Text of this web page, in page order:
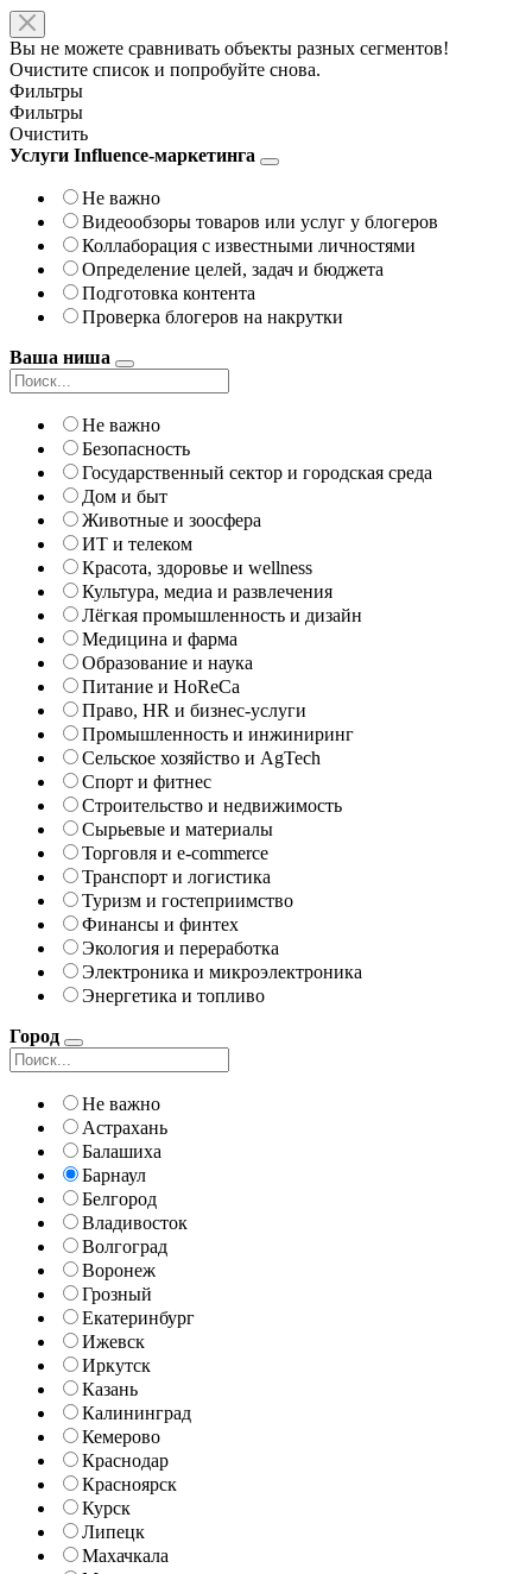
Вы не можете сравнивать объекты разных сегментов!
Очистите список и попробуйте снова.
Фильтры
Фильтры
Очистить
Услуги Influence-маркетинга
Не важно
Видеообзоры товаров или услуг у блогеров
Коллаборация с известными личностями
Определение целей, задач и бюджета
Подготовка контента
Проверка блогеров на накрутки
Ваша ниша
Не важно
Безопасность
Государственный сектор и городская среда
Дом и быт
Животные и зоосфера
ИТ и телеком
Красота, здоровье и wellness
Культура, медиа и развлечения
Лёгкая промышленность и дизайн
Медицина и фарма
Образование и наука
Питание и HoReCa
Право, HR и бизнес-услуги
Промышленность и инжиниринг
Сельское хозяйство и AgTech
Спорт и фитнес
Строительство и недвижимость
Сырьевые и материалы
Торговля и e-commerce
Транспорт и логистика
Туризм и гостеприимство
Финансы и финтех
Экология и переработка
Электроника и микроэлектроника
Энергетика и топливо
Город
Не важно
Астрахань
Балашиха
Барнаул
Белгород
Владивосток
Волгоград
Воронеж
Грозный
Екатеринбург
Ижевск
Иркутск
Казань
Калининград
Кемерово
Краснодар
Красноярск
Курск
Липецк
Махачкала